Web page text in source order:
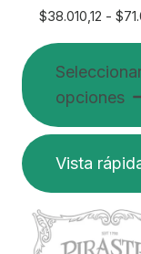
producto
$38.010,12 - $
opciones
Este
producto
tiene
múltiples
variantes.
Vista